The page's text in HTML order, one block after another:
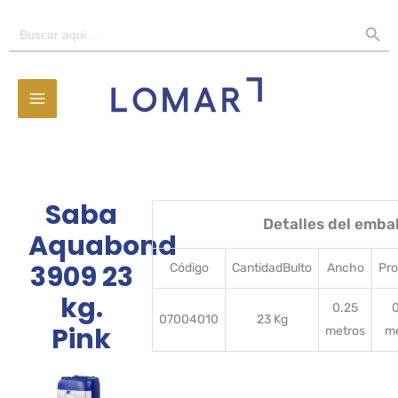
Buscar:
Saba
Aquabond
3909 23
kg.
Pink
Detalles del
Código CantidadBulto Ancho
07004010 23 Kg
0.25
metros